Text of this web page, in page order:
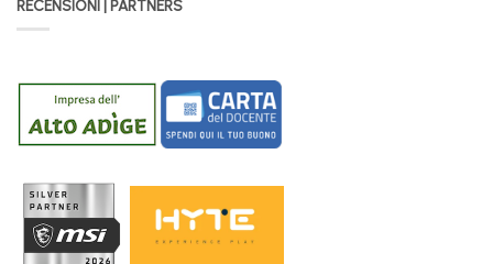
RECENSIONI | PARTNERS